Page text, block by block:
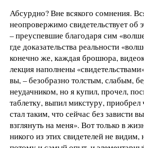
Абсурдно? Вне всякого сомнения.
неопровержимо свидетельствует об
– преуспевшие благодаря сим
где доказательства реальности
конечно же, каждая брошюра,
лекция наполнены
вы, – безобразно толстым, слабым,
неудачником, но я купил, прочел,
таблетку, выпил микстуру,
стал таким, что сейчас без зависти
взглянуть на меня». Вот только в
никого из этих свидетелей не